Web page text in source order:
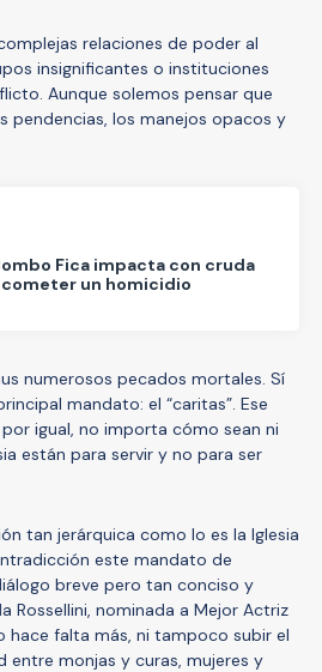
relaciones de poder al
insignificantes o instituciones
Aunque solemos pensar que
pendencias, los manejos opacos y
Fica impacta con cruda
un homicidio
numerosos pecados mortales. Sí
mandato: el “caritas”. Ese
igual, no importa cómo sean ni
están para servir y no para ser
tan jerárquica como lo es la Iglesia
este mandato de
breve pero tan conciso y
Rossellini, nominada a Mejor Actriz
hace falta más, ni tampoco subir el
entre monjas y curas, mujeres y